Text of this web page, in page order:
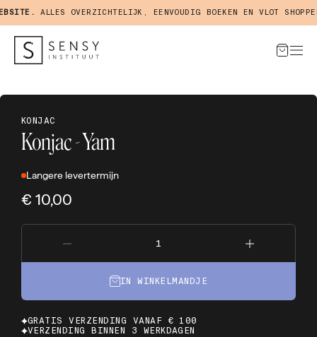
ALLES OVERZICHTELIJK, EENVOUDIG BOEKEN EN VLOT SHOPPEN
KONJAC
Konjac - Yam
Langere levertermijn
€ 10,00
IN WINKELMANDJE
GRATIS VERZENDING VANAF € 100
VERZENDING BINNEN 3 WERKDAGEN